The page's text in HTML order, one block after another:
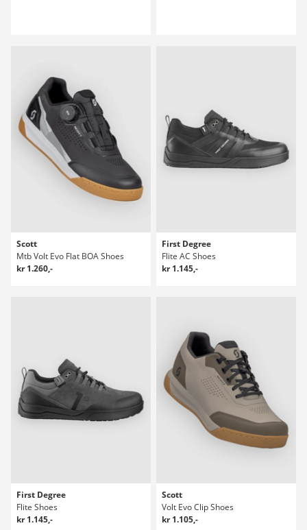
Scott
Mtb Volt Evo Flat BOA Shoes
kr 1.260,-
First Degree
Flite AC Shoes
kr 1.145,-
First Degree
Flite Shoes
kr 1.145,-
Scott
Volt Evo Clip Shoes
kr 1.105,-